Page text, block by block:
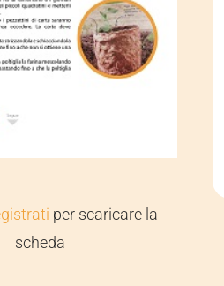
per scaricare la
scheda